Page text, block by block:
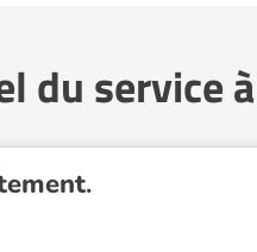
du service
.